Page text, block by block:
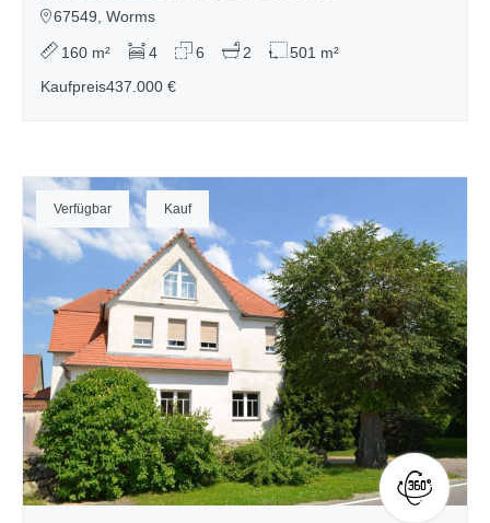
67549, Worms
160 m² 4 6 2
501 m²
Kaufpreis437.000 €
Verfügbar Kauf